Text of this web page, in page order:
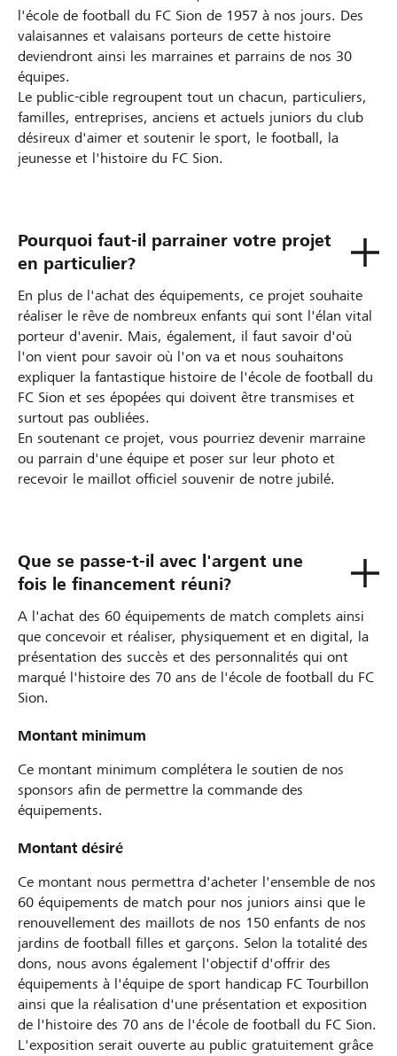
l'école de football du FC Sion de 1957 à nos jours. Des
valaisannes et valaisans porteurs de cette histoire
deviendront ainsi les marraines et parrains de nos 30
équipes.
Le public-cible regroupent tout un chacun, particuliers,
familles, entreprises, anciens et actuels juniors du club
désireux d'aimer et soutenir le sport, le football, la
jeunesse et l'histoire du FC Sion.
Pourquoi faut-il parrainer votre projet
en particulier?
En plus de l'achat des équipements, ce projet souhaite
réaliser le rêve de nombreux enfants qui sont l'élan vital
porteur d'avenir. Mais, également, il faut savoir d'où
l'on vient pour savoir où l'on va et nous souhaitons
expliquer la fantastique histoire de l'école de football du
FC Sion et ses épopées qui doivent être transmises et
surtout pas oubliées.
En soutenant ce projet, vous pourriez devenir marraine
ou parrain d'une équipe et poser sur leur photo et
recevoir le maillot officiel souvenir de notre jubilé.
Que se passe-t-il avec l'argent une
fois le financement réuni?
A l'achat des 60 équipements de match complets ainsi
que concevoir et réaliser, physiquement et en digital, la
présentation des succès et des personnalités qui ont
marqué l'histoire des 70 ans de l'école de football du FC
Sion.
Montant minimum
Ce montant minimum complétera le soutien de nos
sponsors afin de permettre la commande des
équipements.
Montant désiré
Ce montant nous permettra d'acheter l'ensemble de nos
60 équipements de match pour nos juniors ainsi que le
renouvellement des maillots de nos 150 enfants de nos
jardins de football filles et garçons. Selon la totalité des
dons, nous avons également l'objectif d'offrir des
équipements à l'équipe de sport handicap FC Tourbillon
ainsi que la réalisation d'une présentation et exposition
de l'histoire des 70 ans de l'école de football du FC Sion.
L'exposition serait ouverte au public gratuitement grâce